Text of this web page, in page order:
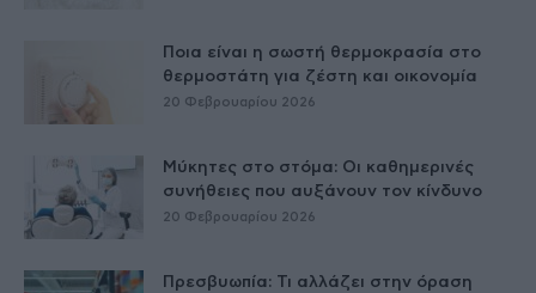
Ποια είναι η σωστή θερμοκρασία στο
θερμοστάτη για ζέστη και οικονομία
20 Φεβρουαρίου 2026
Μύκητες στο στόμα: Οι καθημερινές
συνήθειες που αυξάνουν τον κίνδυνο
20 Φεβρουαρίου 2026
Πρεσβυωπία: Τι αλλάζει στην όραση